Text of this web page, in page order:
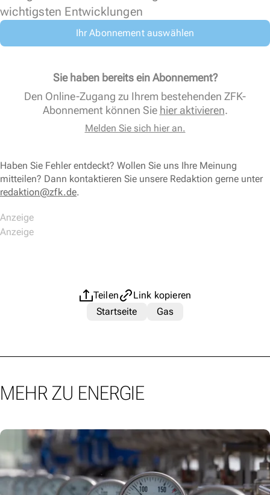
wichtigsten Entwicklungen
Ihr Abonnement auswählen
Sie haben bereits ein Abonnement?
Den Online-Zugang zu Ihrem bestehenden ZFK-
Abonnement können Sie hier aktivieren.
Melden Sie sich hier an.
Haben Sie Fehler entdeckt? Wollen Sie uns Ihre Meinung
mitteilen? Dann kontaktieren Sie unsere Redaktion gerne unter
redaktion@zfk.de.
Teilen
Link kopieren
Startseite
Gas
MEHR ZU ENERGIE